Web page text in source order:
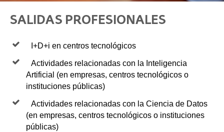
SALIDAS PROFESIONALES
I+D+i en centros tecnológicos
Actividades relacionadas con la Inteligencia
Artificial (en empresas, centros tecnológicos o
instituciones públicas)
Actividades relacionadas con la Ciencia de Datos
(en empresas, centros tecnológicos o instituciones
públicas)